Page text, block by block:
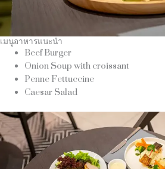
เมนูอาหารแนะนำ
Beef Burger
Onion Soup with croissant
Penne Fettuccine
Caesar Salad